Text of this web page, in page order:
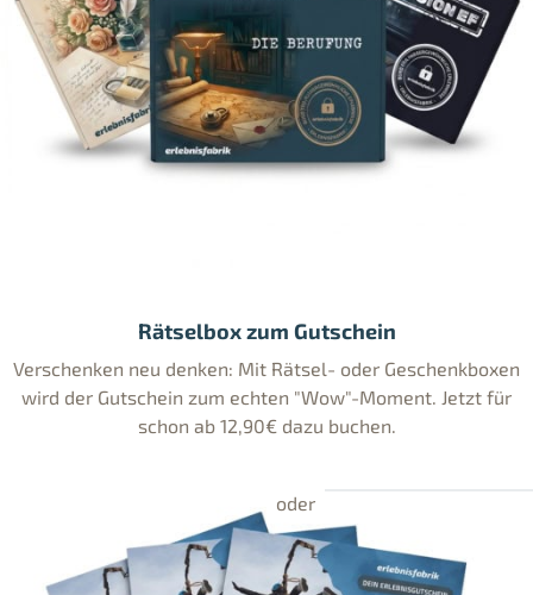
Rätselbox zum Gutschein
Verschenken neu denken: Mit Rätsel- oder Geschenkboxen
wird der Gutschein zum echten "Wow"-Moment. Jetzt für
schon ab 12,90€ dazu buchen.